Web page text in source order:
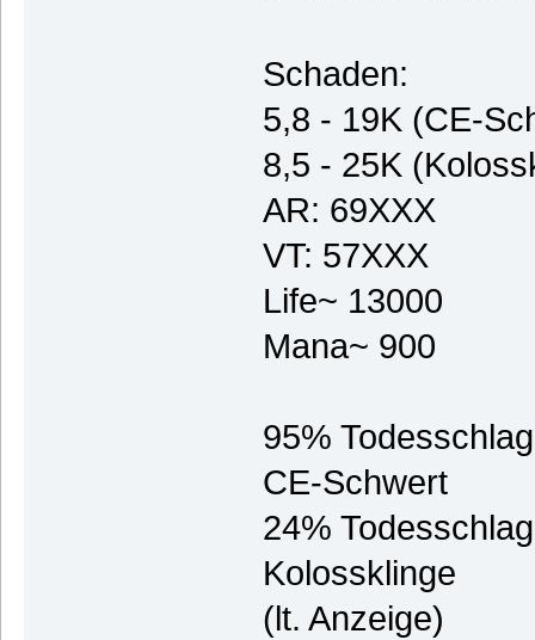
Schaden:
5,8 - 19K (CE-
8,5 - 25K
AR: 69XXX
VT: 57XXX
Life~ 13000
Mana~ 900
95%
CE-Schwert
24%
Kolossklinge
(lt. Anzeige)